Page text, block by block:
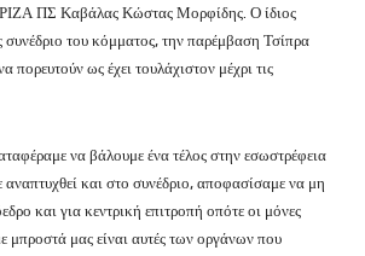
ΠΣ Καβάλας Κώστας Μορφίδης. Ο ίδιος
συνέδριο του κόμματος, την παρέμβαση Τσίπρα
ως έχει τουλάχιστον μέχρι τις
να βάλουμε ένα τέλος στην εσωστρέφεια
αναπτυχθεί και στο συνέδριο, αποφασίσαμε να μη
και για κεντρική επιτροπή οπότε οι μόνες
μπροστά μας είναι αυτές των οργάνων που